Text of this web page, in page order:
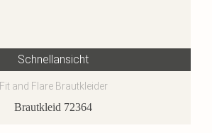
Schnellansicht
Fit and Flare Brautkleider
Brautkleid 72364